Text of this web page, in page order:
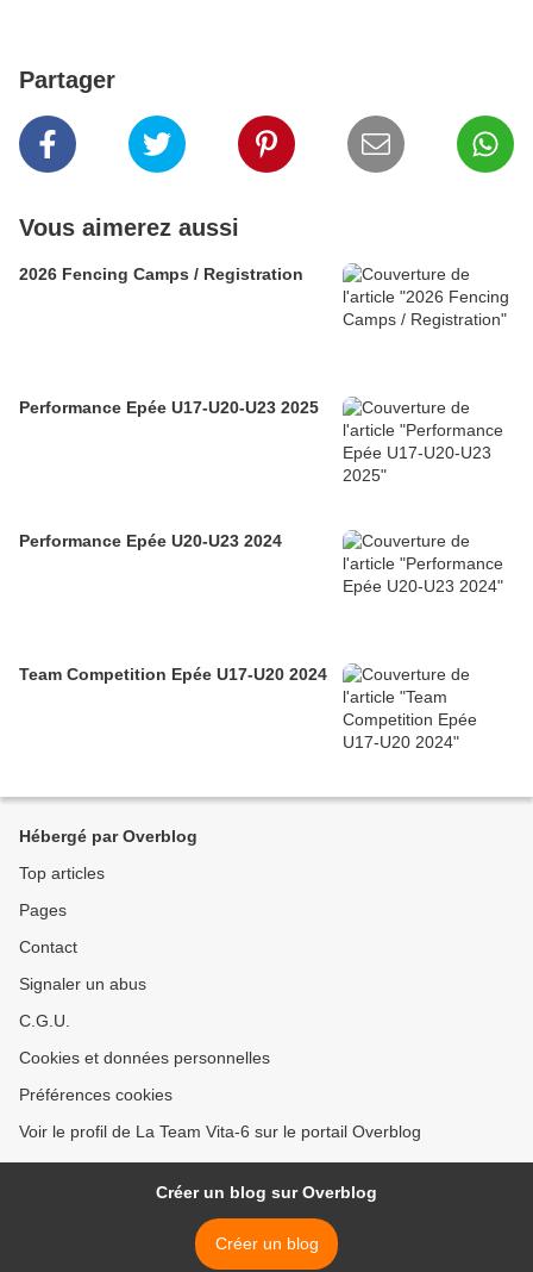
Partager
Vous aimerez aussi
2026 Fencing Camps / Registration
Performance Epée U17-U20-U23 2025
Performance Epée U20-U23 2024
Team Competition Epée U17-U20 2024
Hébergé par Overblog
Top articles
Pages
Contact
Signaler un abus
C.G.U.
Cookies et données personnelles
Préférences cookies
Voir le profil de La Team Vita-6 sur le portail Overblog
Créer un blog sur Overblog
Créer un blog